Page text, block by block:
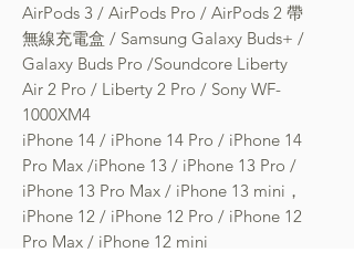
AirPods 3 / AirPods Pro / AirPods 2 帶
無線充電盒 / Samsung Galaxy Buds+ /
Galaxy Buds Pro /Soundcore Liberty
Air 2 Pro / Liberty 2 Pro / Sony WF-
1000XM4
iPhone 14 / iPhone 14 Pro / iPhone 14
Pro Max /iPhone 13 / iPhone 13 Pro /
iPhone 13 Pro Max / iPhone 13 mini，
iPhone 12 / iPhone 12 Pro / iPhone 12
Pro Max / iPhone 12 mini